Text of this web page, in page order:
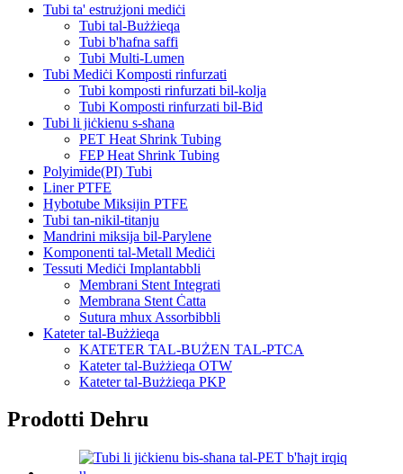
Tubi ta' estrużjoni mediċi
Tubi tal-Bużżieqa
Tubi b'ħafna saffi
Tubi Multi-Lumen
Tubi Mediċi Komposti rinfurzati
Tubi komposti rinfurzati bil-kolja
Tubi Komposti rinfurzati bil-Bid
Tubi li jiċkienu s-sħana
PET Heat Shrink Tubing
FEP Heat Shrink Tubing
Polyimide(PI) Tubi
Liner PTFE
Hybotube Miksijin PTFE
Tubi tan-nikil-titanju
Mandrini miksija bil-Parylene
Komponenti tal-Metall Mediċi
Tessuti Mediċi Implantabbli
Membrani Stent Integrati
Membrana Stent Ċatta
Sutura mhux Assorbibbli
Kateter tal-Bużżieqa
KATETER TAL-BUŻEN TAL-PTCA
Kateter tal-Bużżieqa OTW
Kateter tal-Bużżieqa PKP
Prodotti Dehru